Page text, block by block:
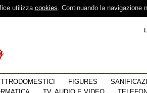
utilizza cookies. Continuando la navigazione
FIGURES